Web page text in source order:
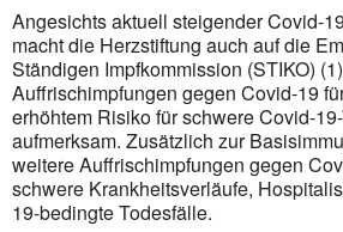
Angesichts aktuell steigender Covid-
macht die Herzstiftung auch auf die
Ständigen Impf­kommission (STIKO)
Auffrischimpfungen gegen Covid-19
erhöhtem Risiko für schwere Covid-
aufmerksam. Zusätzlich zur
weitere Auffrischimpfungen gegen
schwere Krank­heitsverläufe,
19-bedingte Todesfälle.